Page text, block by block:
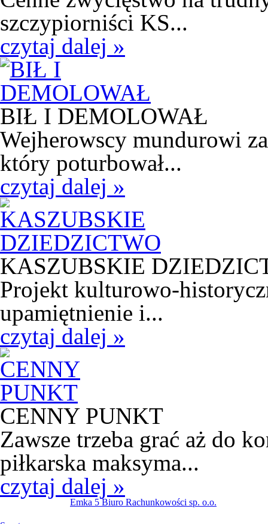
szczypiorniści KS...
czytaj dalej »
BIŁ I DEMOLOWAŁ
Wejherowscy mundurowi
który poturbował...
czytaj dalej »
KASZUBSKIE
Projekt kulturowo-
upamiętnienie i...
czytaj dalej »
CENNY PUNKT
Zawsze trzeba grać aż do
piłkarska maksyma...
czytaj dalej »
Emka 5 Biuro Rachunkowości sp. o.o.